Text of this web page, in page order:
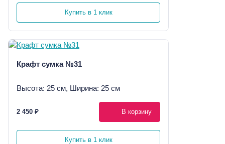
Купить в 1 клик
Крафт сумка №31
Высота: 25 см, Ширина: 25 см
2 450 ₽ В корзину
Купить в 1 клик